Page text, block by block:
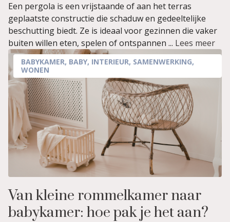
Een pergola is een vrijstaande of aan het terras
geplaatste constructie die schaduw en gedeeltelijke
beschutting biedt. Ze is ideaal voor gezinnen die vaker
buiten willen eten, spelen of ontspannen ... Lees meer
BABYKAMER, BABY, INTERIEUR, SAMENWERKING,
WONEN
Van kleine rommelkamer naar
babykamer: hoe pak je het aan?